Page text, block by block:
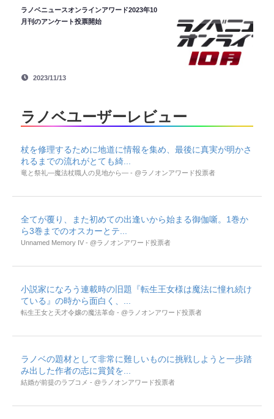
ラノベニュースオンラインアワード2023年10
月刊のアンケート投票開始
2023/11/13
ラノベユーザーレビュー
杖を修理するために地道に情報を集め、最後に真実が明かさ
れるまでの流れがとても綺...
竜と祭礼―魔法杖職人の見地から― - @ラノオンアワード投票者
全てが覆り、また初めての出逢いから始まる御伽噺。1巻か
ら3巻までのオスカーとテ...
Unnamed Memory IV - @ラノオンアワード投票者
小説家になろう連載時の旧題『転生王女様は魔法に憧れ続け
ている』の時から面白く、...
転生王女と天才令嬢の魔法革命 - @ラノオンアワード投票者
ラノベの題材として非常に難しいものに挑戦しようと一歩踏
み出した作者の志に賞賛を...
結婚が前提のラブコメ - @ラノオンアワード投票者